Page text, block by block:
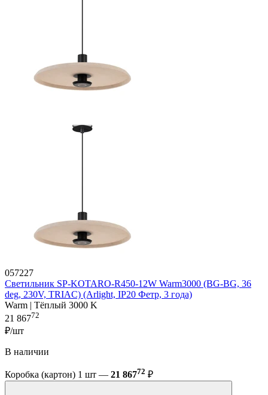
057227
Светильник SP-KOTARO-R450-12W Warm3000 (BG-BG, 36
deg, 230V, TRIAC) (Arlight, IP20 Фетр, 3 года)
Warm | Тёплый 3000 K
21 86772
₽/шт
В наличии
Коробка (картон) 1 шт — 21 86772 ₽